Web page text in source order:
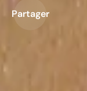
Partager